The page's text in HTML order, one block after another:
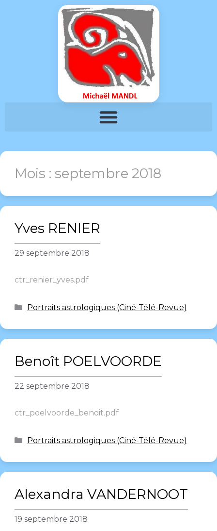
Mois : septembre 2018
Yves RENIER
29 septembre 2018
ctr_renier_yves.pdf
Portraits astrologiques (Ciné-Télé-Revue)
Benoît POELVOORDE
22 septembre 2018
ctr_poelvoorde_benoit.pdf
Portraits astrologiques (Ciné-Télé-Revue)
Alexandra VANDERNOOT
19 septembre 2018